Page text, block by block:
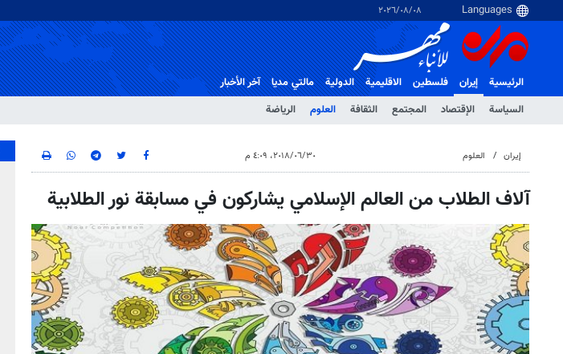
٠٨‏/٠٨‏/٢٠٢٦
الرئيسية
إيران
السياسة
الإقتصاد المجتمع الثقافة العلوم الرياضة
فلسطین الاقلیمیة الدولية مالتي مدیا آخر الأخبار
إيران العلوم ٣٠‏/٠٦‏/٢٠١٨، ٤:٠٩ م
آلاف الطلاب من العالم الإسلامي يشاركون في مسابقة نور الطلابية